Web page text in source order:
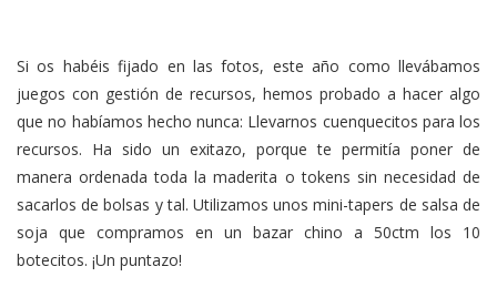
Si os habéis fijado en las fotos, este año como llevábamos
juegos con gestión de recursos, hemos probado a hacer algo
que no habíamos hecho nunca: Llevarnos cuenquecitos para los
recursos. Ha sido un exitazo, porque te permitía poner de
manera ordenada toda la maderita o tokens sin necesidad de
sacarlos de bolsas y tal. Utilizamos unos mini-tapers de salsa de
soja que compramos en un bazar chino a 50ctm los 10
botecitos. ¡Un puntazo!